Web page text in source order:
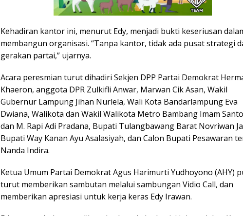
Kehadiran kantor ini, menurut Edy, menjadi bukti keseriusan
membangun organisasi. “Tanpa kantor, tidak ada pusat strategi
gerakan partai,” ujarnya.
Acara peresmian turut dihadiri Sekjen DPP Partai Demokrat
Khaeron, anggota DPR Zulkifli Anwar, Marwan Cik Asan, Wakil
Gubernur Lampung Jihan Nurlela, Wali Kota Bandarlampung Eva
Dwiana, Walikota dan Wakil Walikota Metro Bambang Imam
dan M. Rapi Adi Pradana, Bupati Tulangbawang Barat Novriwan
Bupati Way Kanan Ayu Asalasiyah, dan Calon Bupati Pesawaran
Nanda Indira.
Ketua Umum Partai Demokrat Agus Harimurti Yudhoyono (AHY)
turut memberikan sambutan melalui sambungan Vidio Call, dan
memberikan apresiasi untuk kerja keras Edy Irawan.